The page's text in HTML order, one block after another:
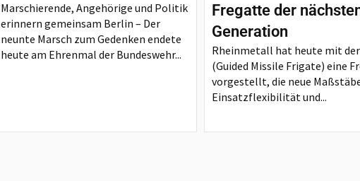
Marschierende, Angehörige und Politik
erinnern gemeinsam Berlin – Der
neunte Marsch zum Gedenken endete
heute am Ehrenmal der Bundeswehr...
Fregatte der
Generation
Rheinmetall hat heute mit der
(Guided Missile Frigate) eine
vorgestellt, die neue
Einsatzflexibilität und...